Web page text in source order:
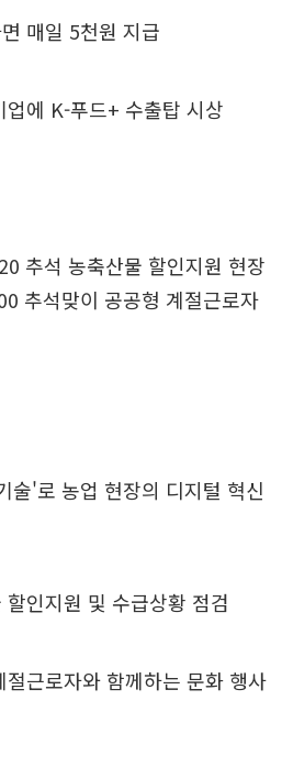
매일 5천원 지급
에 K-푸드+ 수출탑 시상
추석 농축산물 할인지원 현장
추석맞이 공공형 계절근로자
'로 농업 현장의 디지털 혁신
인지원 및 수급상황 점검
근로자와 함께하는 문화 행사